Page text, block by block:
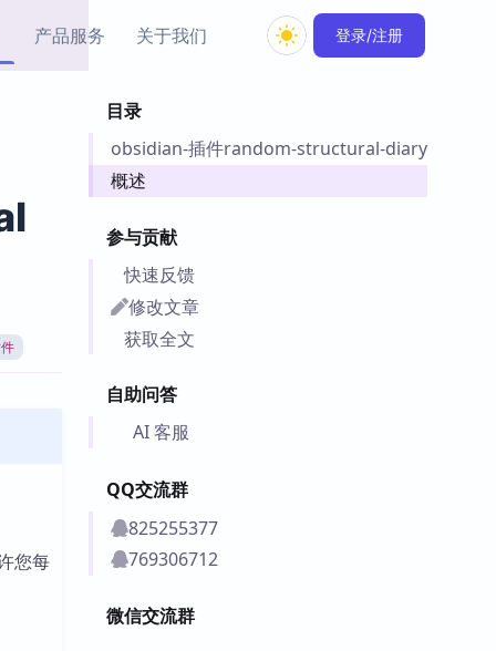
产品服务
思维导图插件
市
实践示例
Obsidian 教程
关于我们 登录/注册
目录
obsidian-插件random-structural-diary
概述
参与贡献
快速反馈
修改文章
获取全文
自助问答
AI 客服
QQ交流群
825255377
769306712
微信交流群
您每